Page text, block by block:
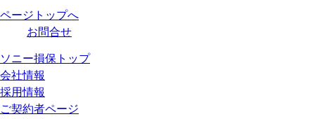
ページトップへ
お問合せ
ソニー損保トップ
会社情報
採用情報
ご契約者ページ